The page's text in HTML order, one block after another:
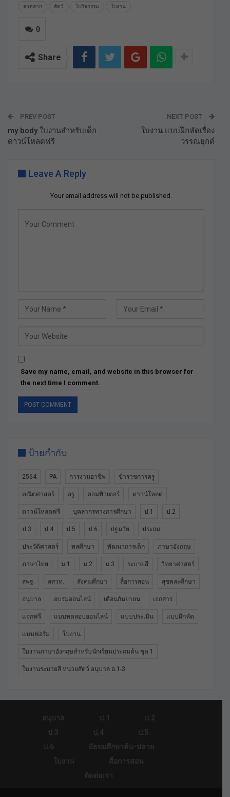
ลวดลาย สัตว์ ใบกิจกรรม ใบงาน
0
Share
PREV POST
my body ใบงานสำหรับเด็ก
ดาวน์โหลดฟรี
NEXT POST
ใบงาน แบบฝึกหัดเรื่อง
วรรณยุกต์
Leave A Reply
Your email address will not be published.
Save my name, email, and website in this browser for
the next time I comment.
ป้ายกำกับ
2564 PA การงานอาชีพ ข้าราชการครู
คณิตศาสตร์ ครู คอมพิวเตอร์ ดาวน์โหลด
ดาวน์โหลดฟรี บุคลากรทางการศึกษา ป.1 ป.2
ป.3 ป.4 ป.5 ป.6 ปฐมวัย ประถม
ประวัติศาสตร์ พลศึกษา พัฒนาการเด็ก ภาษาอังกฤษ
ภาษาไทย ม.1 ม.2 ม.3 ระบายสี วิทยาศาสตร์
สพฐ. สสวท. สังคมศึกษา สื่อการสอน สุขพละศึกษา
อนุบาล อบรมออนไลน์ เดือนกันยายน เอกสาร
แจกฟรี แบบทดสอบออนไลน์ แบบประเมิน แบบฝึกหัด
แบบฟอร์ม ใบงาน
ใบงานภาษาอังกฤษสำหรับนักเรียนประถมต้น ชุด 1
ใบงานระบายสี หน่วยสัตว์ อนุบาล อ.1-3
อนุบาล ป.1
ป.2
ป.3
ป.4
ป.5
ป.6
มัธยมศึกษาต้น-ปลาย
ใบงาน
สื่อการสอน
ติดต่อเรา